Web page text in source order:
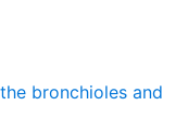
bronchioles and